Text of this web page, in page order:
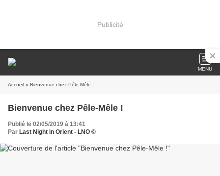
Publicité
MENU
Accueil » Bienvenue chez Pêle-Mêle !
Bienvenue chez Pêle-Mêle !
Publié le 02/05/2019 à 13:41
Par Last Night in Orient - LNO ©